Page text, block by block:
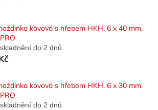
kovová s hřebem HKH, 6 x 40 mm,
do 2 dnů
kovová s hřebem HKH, 6 x 30 mm,
do 2 dnů